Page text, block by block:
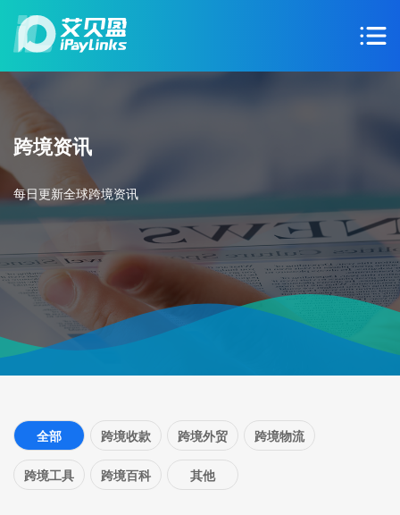
跨境资讯
每日更新全球跨境资讯
全部 跨境收款 跨境外贸 跨境物流
跨境工具 跨境百科 其他